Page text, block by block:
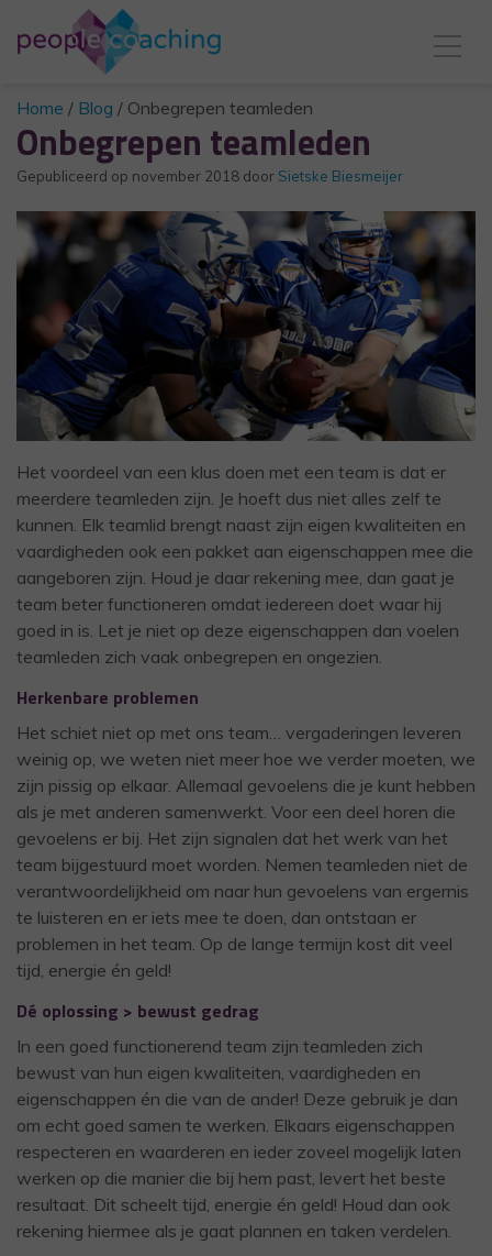
Home / Blog / Onbegrepen teamleden
Onbegrepen teamleden
Gepubliceerd op november 2018 door Sietske Biesmeijer
Het voordeel van een klus doen met een team is dat er
meerdere teamleden zijn. Je hoeft dus niet alles zelf te
kunnen. Elk teamlid brengt naast zijn eigen kwaliteiten en
vaardigheden ook een pakket aan eigenschappen mee die
aangeboren zijn. Houd je daar rekening mee, dan gaat je
team beter functioneren omdat iedereen doet waar hij
goed in is. Let je niet op deze eigenschappen dan voelen
teamleden zich vaak onbegrepen en ongezien.
Herkenbare problemen
Het schiet niet op met ons team… vergaderingen leveren
weinig op, we weten niet meer hoe we verder moeten, we
zijn pissig op elkaar. Allemaal gevoelens die je kunt hebben
als je met anderen samenwerkt. Voor een deel horen die
gevoelens er bij. Het zijn signalen dat het werk van het
team bijgestuurd moet worden. Nemen teamleden niet de
verantwoordelijkheid om naar hun gevoelens van ergernis
te luisteren en er iets mee te doen, dan ontstaan er
problemen in het team. Op de lange termijn kost dit veel
tijd, energie én geld!
Dé oplossing > bewust gedrag
In een goed functionerend team zijn teamleden zich
bewust van hun eigen kwaliteiten, vaardigheden en
eigenschappen én die van de ander! Deze gebruik je dan
om echt goed samen te werken. Elkaars eigenschappen
respecteren en waarderen en ieder zoveel mogelijk laten
werken op die manier die bij hem past, levert het beste
resultaat. Dit scheelt tijd, energie én geld! Houd dan ook
rekening hiermee als je gaat plannen en taken verdelen.